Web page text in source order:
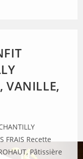
VANILLE,
FRAIS Recette
Pâtissière